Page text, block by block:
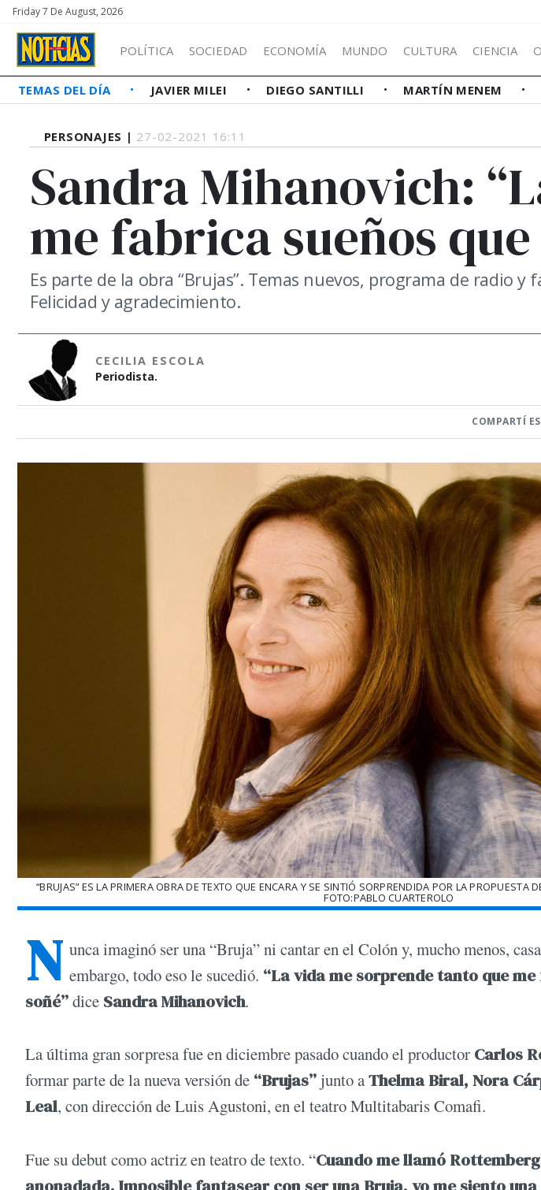
Friday 7 De August, 2026
POLÍTICA SOCIEDAD ECONOMÍA MUNDO CULTURA CIENCIA
TEMAS DEL DÍA JAVIER MILEI DIEGO SANTILLI MARTÍN MENEM
PERSONAJES | 27-02-2021 16:11
Sandra Mihanovich:
me fabrica sueños que
Es parte de la obra “Brujas”. Temas nuevos, programa de radio y
Felicidad y agradecimiento.
CECILIA ESCOLA
Periodista.
COMPARTÍ
“BRUJAS” ES LA PRIMERA OBRA DE TEXTO QUE ENCARA Y SE SINTIÓ SORPRENDIDA POR LA PROPUESTA
FOTO:PABLO CUARTEROLO
N unca imaginó ser una “Bruja” ni cantar en el Colón y, mucho menos,
embargo, todo eso le sucedió. “La vida me sorprende tanto que
soñé”dice Sandra Mihanovich.
La última gran sorpresa fue en diciembre pasado cuando el productor Carlos
formar parte de la nueva versión de “Brujas” junto aThelma Biral, Nora
Leal, con dirección de Luis Agustoni, en el teatro Multitabaris Comafi.
Fue su debut como actriz en teatro de texto. “Cuando me llamó
anonadada. Imposible fantasear con ser una Bruja, yo me siento